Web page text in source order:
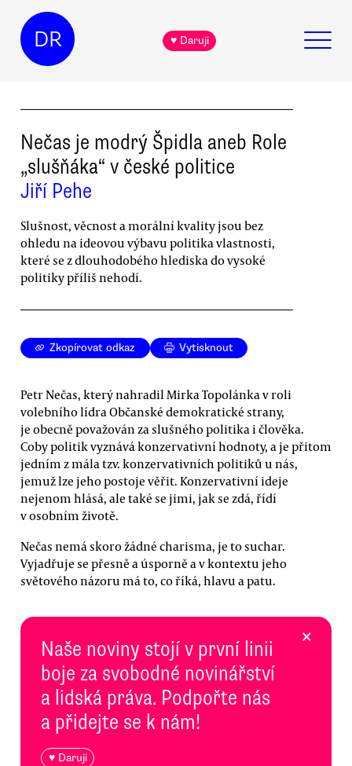
DR ♥ Daruji
Nečas je modrý Špidla aneb Role
„slušňáka“ v české politice
Jiří Pehe
Slušnost, věcnost a morální kvality jsou bez
ohledu na ideovou výbavu politika vlastnosti,
které se z dlouhodobého hlediska do vysoké
politiky příliš nehodí.
Zkopírovat odkaz Vytisknout
Petr Nečas, který nahradil Mirka Topolánka v roli
volebního lídra Občanské demokratické strany,
je obecně považován za slušného politika i člověka.
Coby politik vyznává konzervativní hodnoty, a je přitom
jedním z mála tzv. konzervativních politiků u nás,
jemuž lze jeho postoje věřit. Konzervativní ideje
nejenom hlásá, ale také se jimi, jak se zdá, řídí
v osobním životě.
Nečas nemá skoro žádné charisma, je to suchar.
Vyjadřuje se přesně a úsporně a v kontextu jeho
světového názoru má to, co říká, hlavu a patu.
Naše noviny stojí v první linii
boje za svobodné novinářství
a lidská práva. Podpořte nás
a přidejte se k nám!
♥ Daruji
×